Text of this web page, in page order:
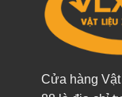
Cửa hàng